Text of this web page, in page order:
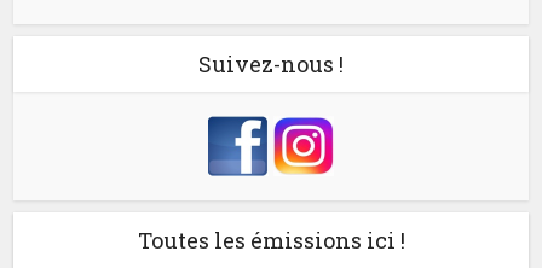
Suivez-nous !
Toutes les émissions ici !